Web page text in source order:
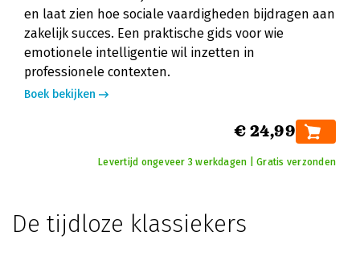
en laat zien hoe sociale vaardigheden bijdragen aan
zakelijk succes. Een praktische gids voor wie
emotionele intelligentie wil inzetten in
professionele contexten.
Boek bekijken
€ 24,99
Levertijd ongeveer 3 werkdagen | Gratis verzonden
De tijdloze klassiekers